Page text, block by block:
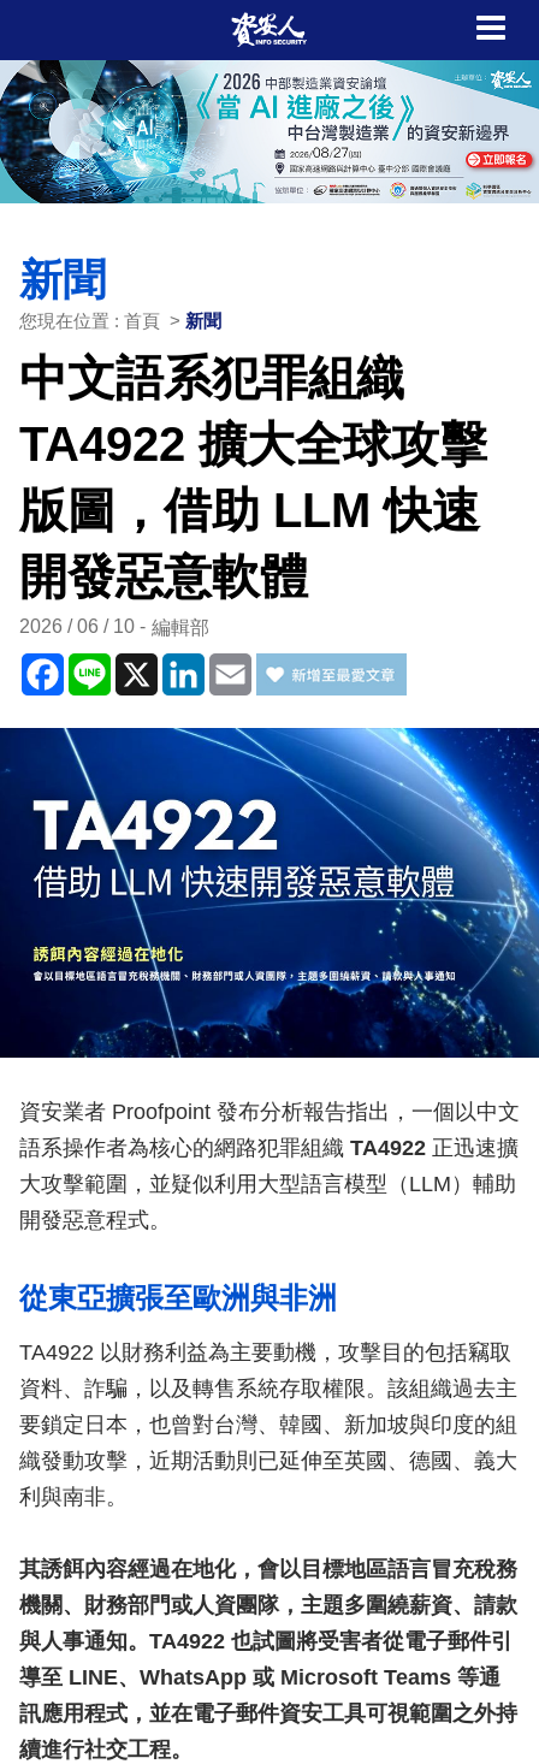
新聞
您現在位置 : 首頁 > 新聞
中文語系犯罪組織
TA4922 擴大全球攻擊
版圖，借助 LLM 快速
開發惡意軟體
2026 / 06 / 10 編輯部
Facebook
Line X LinkedIn
Email
資安業者 Proofpoint 發布分析報告指出，一個以中文
語系操作者為核心的網路犯罪組織 TA4922 正迅速擴
大攻擊範圍，並疑似利用大型語言模型（LLM）輔助
開發惡意程式。
從東亞擴張至歐洲與非洲
TA4922 以財務利益為主要動機，攻擊目的包括竊取
資料、詐騙，以及轉售系統存取權限。該組織過去主
要鎖定日本，也曾對台灣、韓國、新加坡與印度的組
織發動攻擊，近期活動則已延伸至英國、德國、義大
利與南非。
其誘餌內容經過在地化，會以目標地區語言冒充稅務
機關、財務部門或人資團隊，主題多圍繞薪資、請款
與人事通知。TA4922 也試圖將受害者從電子郵件引
導至 LINE、WhatsApp 或 Microsoft Teams 等通
訊應用程式，並在電子郵件資安工具可視範圍之外持
續進行社交工程。